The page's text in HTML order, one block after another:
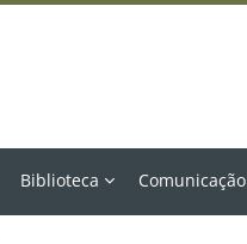
Biblioteca Comunicação